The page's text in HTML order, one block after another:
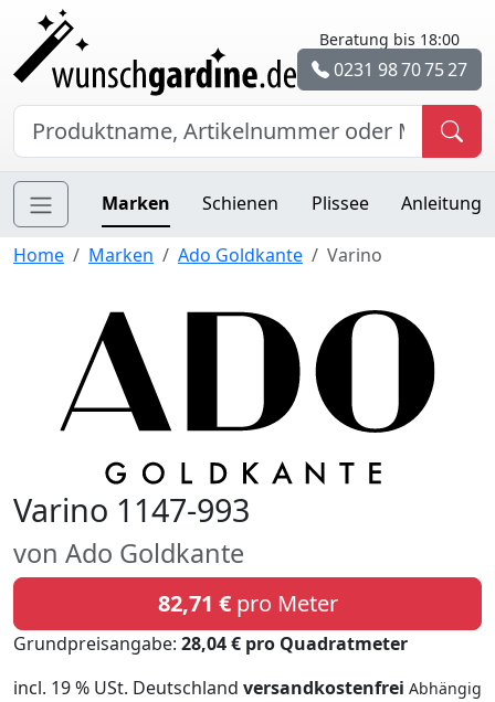
Beratung bis 18:00
0231 98 70 75 27
Marken Schienen Plissee Anleitung
Home Marken Ado Goldkante Varino
Varino 1147-993
von Ado Goldkante
82,71 €pro Meter
Grundpreisangabe: 28,04 € pro Quadratmeter
incl. 19 % USt. Deutschland versandkostenfrei Abhängig